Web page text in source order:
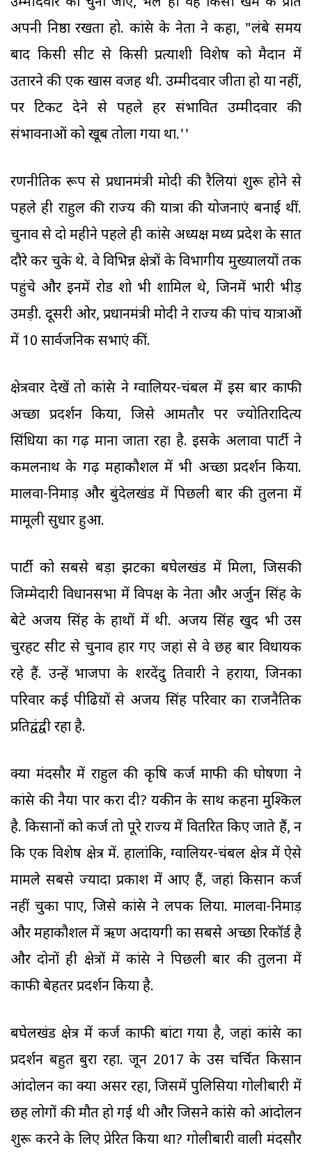
अपनी निष्ठा रखता हो. कांग्रेस के नेता ने कहा, "लंबे समय
बाद किसी सीट से किसी प्रत्याशी विशेष को मैदान में
उतारने की एक खास वजह थी. उम्मीदवार जीता हो या नहीं,
पर टिकट देने से पहले हर संभावित उम्मीदवार की
संभावनाओं को खूब तोला गया था.''
रणनीतिक रूप से प्रधानमंत्री मोदी की रैलियां शुरू होने से
पहले ही राहुल की राज्य की यात्रा की योजनाएं बनाई थीं.
चुनाव से दो महीने पहले ही कांग्रेस अध्यक्ष मध्य प्रदेश के सात
दौरे कर चुके थे. वे विभिन्न क्षेत्रों के विभागीय मुख्यालयों तक
पहुंचे और इनमें रोड शो भी शामिल थे, जिनमें भारी भीड़
उमड़ी. दूसरी ओर, प्रधानमंत्री मोदी ने राज्य की पांच यात्राओं
में 10 सार्वजनिक सभाएं कीं.
क्षेत्रवार देखें तो कांग्रेस ने ग्वालियर-चंबल में इस बार काफी
अच्छा प्रदर्शन किया, जिसे आमतौर पर ज्योतिरादित्य
सिंधिया का गढ़ माना जाता रहा है. इसके अलावा पार्टी ने
कमलनाथ के गढ़ महाकौशल में भी अच्छा प्रदर्शन किया.
मालवा-निमाड़ और बुंदेलखंड में पिछली बार की तुलना में
मामूली सुधार हुआ.
पार्टी को सबसे बड़ा झटका बघेलखंड में मिला, जिसकी
जिम्मेदारी विधानसभा में विपक्ष के नेता और अर्जुन सिंह के
बेटे अजय सिंह के हाथों में थी. अजय सिंह खुद भी उस
चुरहट सीट से चुनाव हार गए जहां से वे छह बार विधायक
रहे हैं. उन्हें भाजपा के शरदेंदु तिवारी ने हराया, जिनका
परिवार कई पीढिय़ों से अजय सिंह परिवार का राजनैतिक
प्रतिद्वंद्वी रहा है.
क्या मंदसौर में राहुल की कृषि कर्ज माफी की घोषणा ने
कांग्रेस की नैया पार करा दी? यकीन के साथ कहना मुश्किल
है. किसानों को कर्ज तो पूरे राज्य में वितरित किए जाते हैं, न
कि एक विशेष क्षेत्र में. हालांकि, ग्वालियर-चंबल क्षेत्र में ऐसे
मामले सबसे ज्यादा प्रकाश में आए हैं, जहां किसान कर्ज
नहीं चुका पाए, जिसे कांग्रेस ने लपक लिया. मालवा-निमाड़
और महाकौशल में ऋण अदायगी का सबसे अच्छा रिकॉर्ड है
और दोनों ही क्षेत्रों में कांग्रेस ने पिछली बार की तुलना में
काफी बेहतर प्रदर्शन किया है.
बघेलखंड क्षेत्र में कर्ज काफी बांटा गया है, जहां कांग्रेस का
प्रदर्शन बहुत बुरा रहा. जून 2017 के उस चर्चित किसान
आंदोलन का क्या असर रहा, जिसमें पुलिसिया गोलीबारी में
छह लोगों की मौत हो गई थी और जिसने कांग्रेस को आंदोलन
शुरू करने के लिए प्रेरित किया था? गोलीबारी वाली मंदसौर